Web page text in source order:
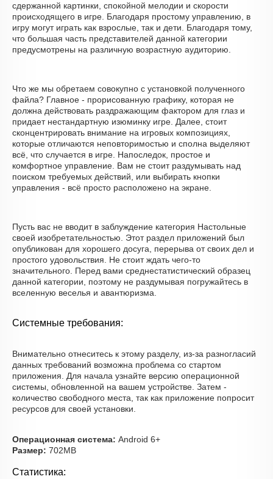
сдержанной картинки, спокойной мелодии и скорости
происходящего в игре. Благодаря простому управлению, в
игру могут играть как взрослые, так и дети. Благодаря тому,
что большая часть представителей данной категории
предусмотрены на различную возрастную аудиторию.
Что же мы обретаем совокупно с установкой полученного
файла? Главное - прорисованную графику, которая не
должна действовать раздражающим фактором для глаз и
придает нестандартную изюминку игре. Далее, стоит
сконцентрировать внимание на игровых композициях,
которые отличаются неповторимостью и сполна выделяют
всё, что случается в игре. Напоследок, простое и
комфортное управление. Вам не стоит раздумывать над
поиском требуемых действий, или выбирать кнопки
управления - всё просто расположено на экране.
Пусть вас не вводит в заблуждение категория Настольные
своей изобретательностью. Этот раздел приложений был
опубликован для хорошего досуга, перерыва от своих дел и
простого удовольствия. Не стоит ждать чего-то
значительного. Перед вами среднестатистический образец
данной категории, поэтому не раздумывая погружайтесь в
вселенную веселья и авантюризма.
Системные требования:
Внимательно отнеситесь к этому разделу, из-за разногласий
данных требований возможна проблема со стартом
приложения. Для начала узнайте версию операционной
системы, обновленной на вашем устройстве. Затем -
количество свободного места, так как приложение попросит
ресурсов для своей установки.
Операционная система: Android 6+
Размер: 702MB
Статистика: